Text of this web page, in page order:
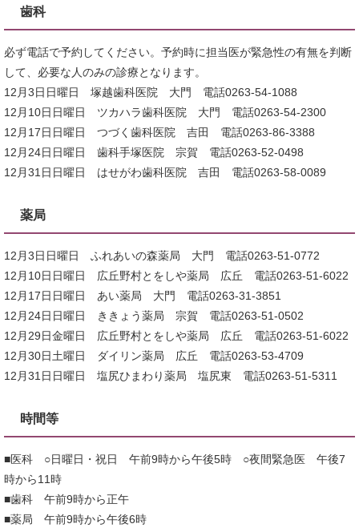
歯科
必ず電話で予約してください。予約時に担当医が緊急性の有無を判断
して、必要な人のみの診療となります。
12月3日日曜日 塚越歯科医院 大門 電話0263-54-1088
12月10日日曜日 ツカハラ歯科医院 大門 電話0263-54-2300
12月17日日曜日 つづく歯科医院 吉田 電話0263-86-3388
12月24日日曜日 歯科手塚医院 宗賀 電話0263-52-0498
12月31日日曜日 はせがわ歯科医院 吉田 電話0263-58-0089
薬局
12月3日日曜日 ふれあいの森薬局 大門 電話0263-51-0772
12月10日日曜日 広丘野村とをしや薬局 広丘 電話0263-51-6022
12月17日日曜日 あい薬局 大門 電話0263-31-3851
12月24日日曜日 ききょう薬局 宗賀 電話0263-51-0502
12月29日金曜日 広丘野村とをしや薬局 広丘 電話0263-51-6022
12月30日土曜日 ダイリン薬局 広丘 電話0263-53-4709
12月31日日曜日 塩尻ひまわり薬局 塩尻東 電話0263-51-5311
時間等
■医科 ○日曜日・祝日 午前9時から午後5時 ○夜間緊急医 午後7
時から11時
■歯科 午前9時から正午
■薬局 午前9時から午後6時